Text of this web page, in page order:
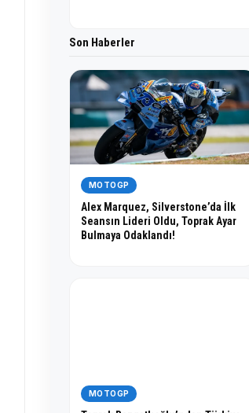
Son Haberler
MOTOGP
Alex Marquez, Silverstone’da İlk
Seansın Lideri Oldu, Toprak Ayar
Bulmaya Odaklandı!
MOTOGP